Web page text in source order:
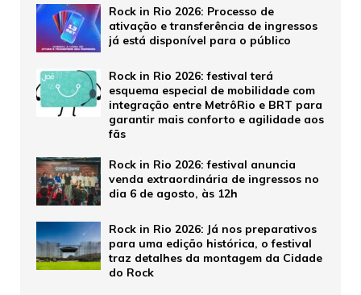
Rock in Rio 2026: Processo de
ativação e transferência de ingressos
já está disponível para o público
Rock in Rio 2026: festival terá
esquema especial de mobilidade com
integração entre MetrôRio e BRT para
garantir mais conforto e agilidade aos
fãs
Rock in Rio 2026: festival anuncia
venda extraordinária de ingressos no
dia 6 de agosto, às 12h
Rock in Rio 2026: Já nos preparativos
para uma edição histórica, o festival
traz detalhes da montagem da Cidade
do Rock